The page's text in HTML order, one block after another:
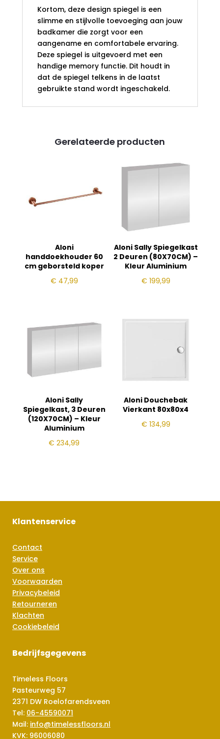
Kortom, deze design spiegel is een
slimme en stijlvolle toevoeging aan jouw
badkamer die zorgt voor een
aangename en comfortabele ervaring.
Deze spiegel is uitgevoerd met een
handige memory functie. Dit houdt in
dat de spiegel telkens in de laatst
gebruikte stand wordt ingeschakeld.
Gerelateerde producten
Aloni
handdoekhouder 60
cm geborsteld koper
€ 47,99
Aloni Sally Spiegelkast
2 Deuren (80X70CM) –
Kleur Aluminium
€ 199,99
Aloni Sally
Spiegelkast, 3 Deuren
(120X70CM) – Kleur
Aluminium
€ 234,99
Aloni Douchebak
Vierkant 80x80x4
€ 134,99
Klantenservice
Contact
Service
Over ons
Voorwaarden
Privacybeleid
Retourneren
Klachten
Cookiebeleid
Bedrijfsgegevens
Timeless Floors
Pasteurweg 57
2371 DW Roelofarendsveen
Tel: 06-45590071
Mail: info@timelessfloors.nl
KVK: 96006080